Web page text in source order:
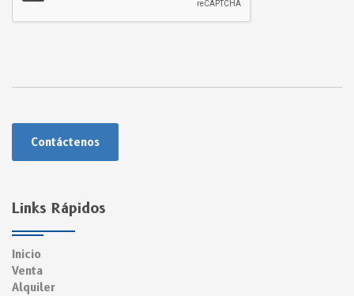
Contáctenos
Links Rápidos
Inicio
Venta
Alquiler